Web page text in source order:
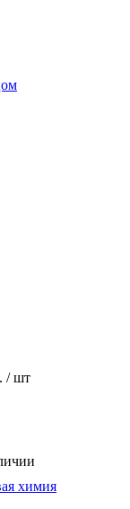
/ шт
химия